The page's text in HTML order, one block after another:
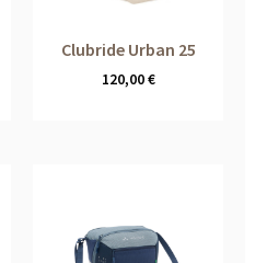
Clubride Urban 25
120,00€